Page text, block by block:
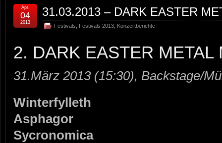
31.03.2013 – DARK EASTER
Festivals Festivals 2013 Konzertberichte
Apr.
04
2013
2. DARK EASTER METAL
31.März 2013 (15:30), Backstage/
Winterfylleth
Asphagor
Sycronomica